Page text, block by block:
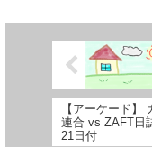
【アーケード】
連合 vs ZAFT日
21日付